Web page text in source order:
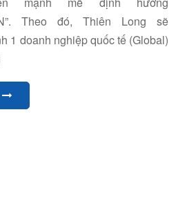
Theo đó, Thiên Long sẽ
1 doanh nghiệp quốc tế (Global)